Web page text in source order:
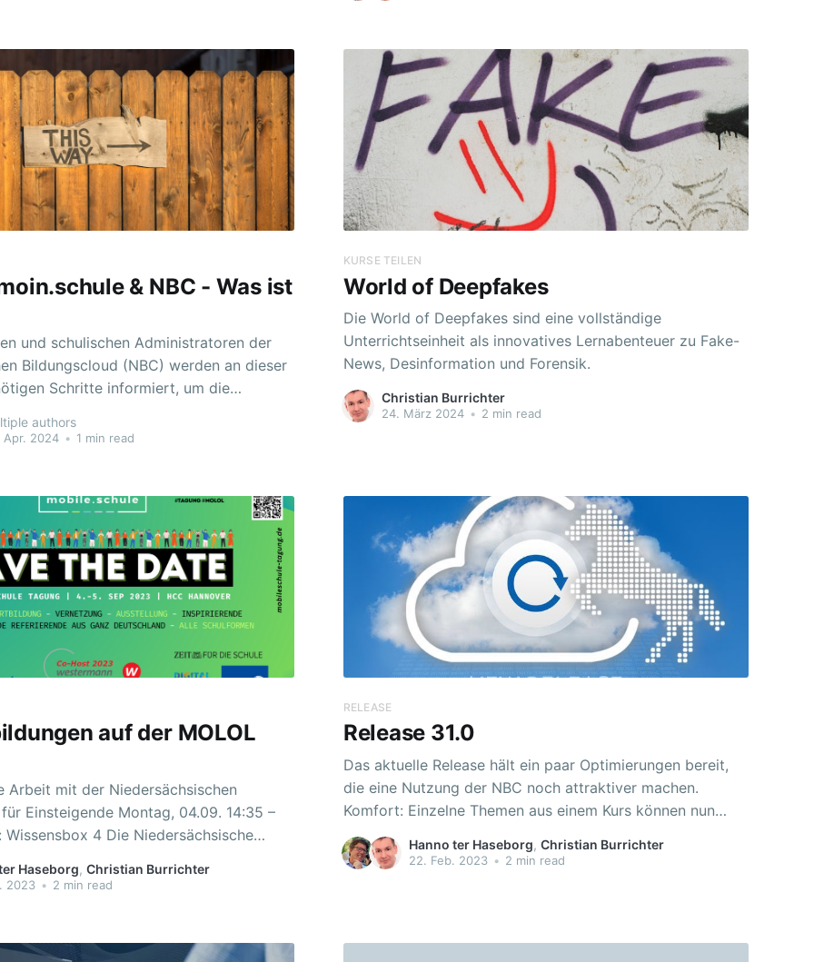
& NBC - Was ist
und schulischen Administratoren der
Bildungscloud (NBC) werden an dieser
Schritte informiert, um die
Schule mit dem Anmeldesystem
Hinweis:
authors
Apr. 2024 • 1 min read
KURSE TEILEN
World of Deepfakes
Die World of Deepfakes sind eine vollständige
Unterrichtseinheit als innovatives Lernabenteuer zu Fake-
News, Desinformation und Forensik.
Christian Burrichter
24. März 2024 • 2 min read
auf der MOLOL
Arbeit mit der Niedersächsischen
Montag, 04.09. 14:35 –
grundlegendes Lern-Management-
niedersächsischen Schulen kostenfrei
Werkzeugen integriert.
Haseborg, Christian Burrichter
2023 • 2 min read
RELEASE
Release 31.0
Das aktuelle Release hält ein paar Optimierungen bereit,
die eine Nutzung der NBC noch attraktiver machen.
Komfort: Einzelne Themen aus einem Kurs können nun
genauso geteilt werden, wie ein vollständiger Kurs. Das
Teilen und Importieren erfolgt ebenso wie beim Teilen
Hanno ter Haseborg, Christian Burrichter
22. Feb. 2023 • 2 min read